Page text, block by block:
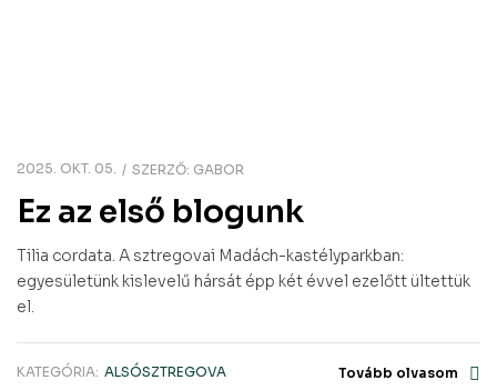
2025. OKT. 05. SZERZŐ: GABOR
Ez az első blogunk
Tilia cordata. A sztregovai Madách-kastélyparkban:
egyesületünk kislevelű hársát épp két évvel ezelőtt ültettük
el.
KATEGÓRIA: ALSÓSZTREGOVA Tovább olvasom